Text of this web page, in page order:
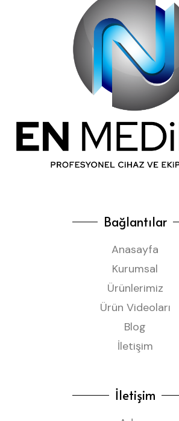
Bağlantılar
Anasayfa
Kurumsal
Ürünlerimiz
Ürün Videoları
Blog
İletişim
İletişim